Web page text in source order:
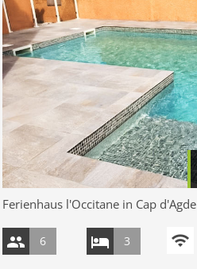
Ferienhaus l'Occitane in Cap d'Agde
6 3